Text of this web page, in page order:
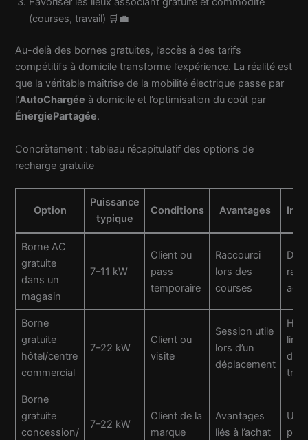
(courses, travail) 🛒💼
Au-delà des bornes gratuites, l’accès à des tarifs
compétitifs à domicile transforme l’expérience. La réalité est
que la véritable maîtrise de la mobilité électrique passe par
l’AutoChargée à domicile et l’optimisation du coût par
ÉnergiePartagée.
Concrètement : tableau récapitulatif des options de
recharge gratuite
Option
Puissance
typique
Conditions Avantages
Borne AC
gratuite
dans un
magasin
7–11 kW
Client ou
pass
temporaire
Raccourci
lors des
courses
Borne
gratuite
hôtel/centre
commercial
7–22 kW
Client ou
visite
Session utile
lors d’un
déplacement
Borne
gratuite
concession/
7–22 kW
Client de la
marque
Avantages
liés à l’achat